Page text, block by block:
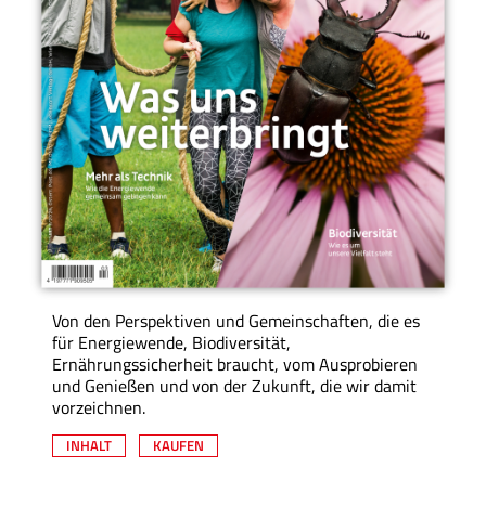
Von den Perspektiven und Gemeinschaften, die es
für Energiewende, Biodiversität,
Ernährungssicherheit braucht, vom Ausprobieren
und Genießen und von der Zukunft, die wir damit
vorzeichnen.
INHALT KAUFEN